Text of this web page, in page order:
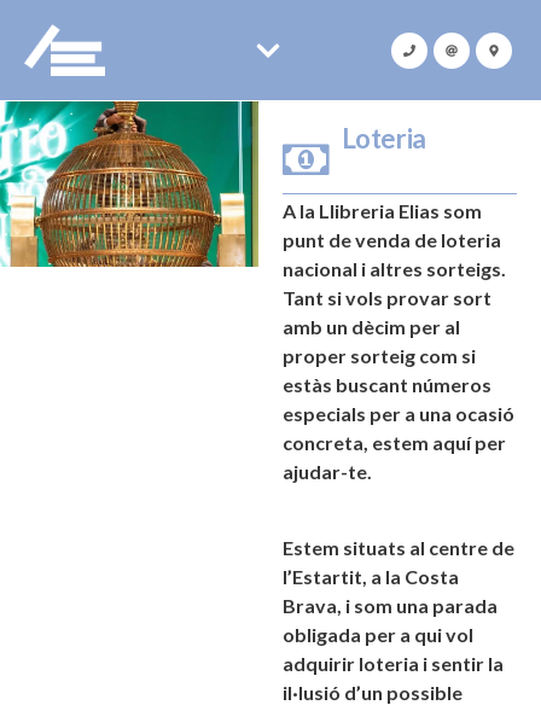
Loteria
A la Llibreria Elias som
punt de venda de loteria
nacional i altres sorteigs.
Tant si vols provar sort
amb un dècim per al
proper sorteig com si
estàs buscant números
especials per a una ocasió
concreta, estem aquí per
ajudar-te.
Estem situats al centre de
l’Estartit, a la Costa
Brava, i som una parada
obligada per a qui vol
adquirir loteria i sentir la
il·lusió d’un possible